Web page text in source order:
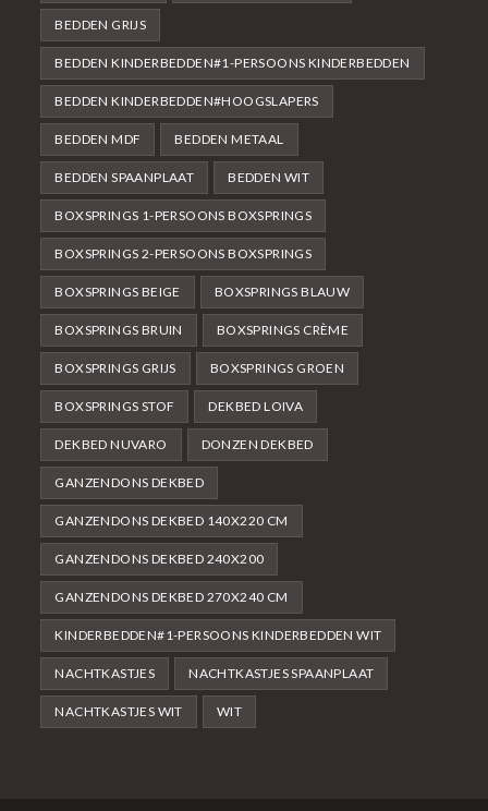
BEDDEN GRIJS
BEDDEN KINDERBEDDEN#1-PERSOONS KINDERBEDDEN
BEDDEN KINDERBEDDEN#HOOGSLAPERS
BEDDEN MDF BEDDEN METAAL
BEDDEN SPAANPLAAT BEDDEN WIT
BOXSPRINGS 1-PERSOONS BOXSPRINGS
BOXSPRINGS 2-PERSOONS BOXSPRINGS
BOXSPRINGS BEIGE BOXSPRINGS BLAUW
BOXSPRINGS BRUIN BOXSPRINGS CRÈME
BOXSPRINGS GRIJS BOXSPRINGS GROEN
BOXSPRINGS STOF DEKBED LOIVA
DEKBED NUVARO DONZEN DEKBED
GANZENDONS DEKBED
GANZENDONS DEKBED 140X220 CM
GANZENDONS DEKBED 240X200
GANZENDONS DEKBED 270X240 CM
KINDERBEDDEN#1-PERSOONS KINDERBEDDEN WIT
NACHTKASTJES NACHTKASTJES SPAANPLAAT
NACHTKASTJES WIT WIT